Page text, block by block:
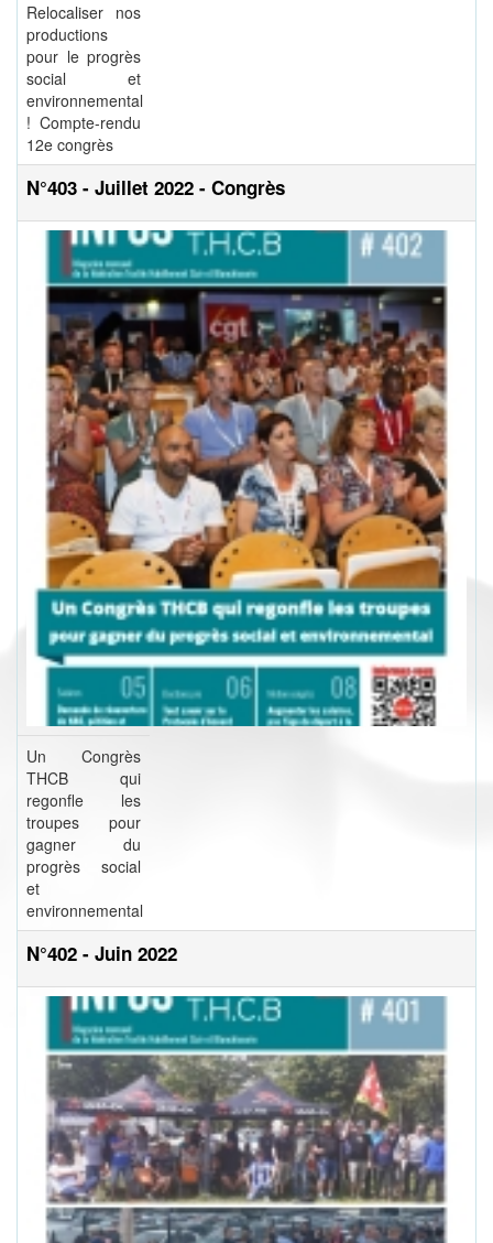
Relocaliser nos
productions
pour le progrès
social et
environnemental
! Compte-rendu
12e congrès
N°403 - Juillet 2022 - Congrès
Un Congrès
THCB qui
regonfle les
troupes pour
gagner du
progrès social
et
environnemental
N°402 - Juin 2022